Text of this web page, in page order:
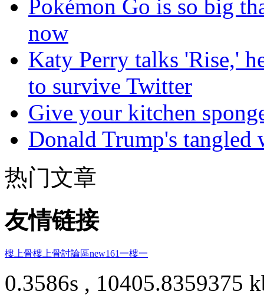
Pokémon Go is so big
now
Katy Perry talks 'Rise,'
to survive Twitter
Give your kitchen
Donald Trump's tangled
热门文章
友情链接
樓上骨樓上骨討論區new161一樓一
0.3586s , 10405.8359375